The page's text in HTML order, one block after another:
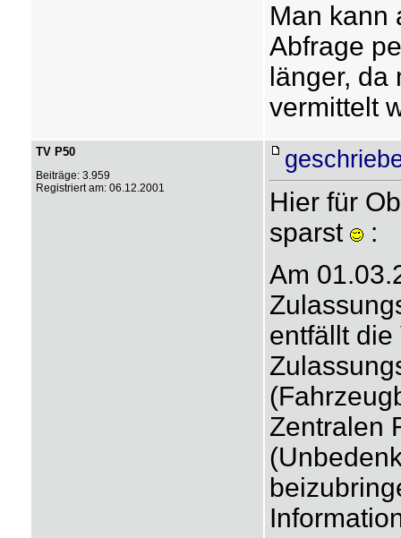
Man kann
Abfrage
länger, da
vermittelt
TV P50
Beiträge: 3.959
Registriert am: 06.12.2001
Hier für
sparst
:
Am
entfällt die
Zentralen